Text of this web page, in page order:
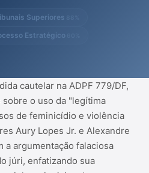
justo e equitat...
Superiores
Estratégico
cautelar na ADPF 779/DF,
o uso da "legítima
de feminicídio e violência
Aury Lopes Jr. e Alexandre
a argumentação falaciosa
júri, enfatizando sua